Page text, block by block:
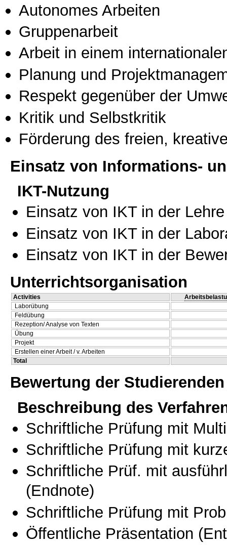
Autonomes Arbeiten
Gruppenarbeit
Arbeit in einem
Planung und
Respekt gegenüber der
Kritik und Selbstkritik
Förderung des freien,
Einsatz von Informations-
IKT-Nutzung
Einsatz von IKT in der Lehre
Einsatz von IKT in der
Einsatz von IKT in der
Unterrichtsorganisation
Activities
Laborübung
Feldübung
Rezeption/ Analyse von Texten
Übung
Projekt
Erstellen einer Arbeit / v. Arbeiten
Total
Bewertung der Studierenden
Beschreibung des
Schriftliche Prüfung mit
Schriftliche Prüfung mit
Schriftliche Prüf. mit
(Endnote)
Schriftliche Prüfung mit
Öffentliche Präsentation